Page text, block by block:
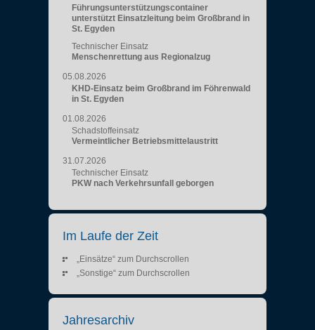
Führungsunterstützungscontainer
unterstützt Einsatzleitung beim Großbrand in
St. Egyden
Technischer Einsatz
Menschenrettung aus Regionalzug
05.08.2026
KHD-Einsatz beim Großbrand im Föhrenwald
in St. Egyden
01.08.2026
Schadstoffeinsatz
Vermeintlicher Betriebsmittelaustritt
31.07.2026
Technischer Einsatz
PKW nach Verkehrsunfall geborgen
Im Laufe der Zeit
„Einsätze“ zum Durchscrollen
„Sonstige“ zum Durchscrollen
Jahresarchiv